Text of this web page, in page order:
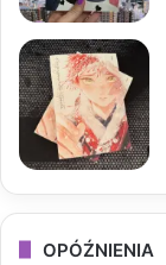
OPÓŹNIENIA